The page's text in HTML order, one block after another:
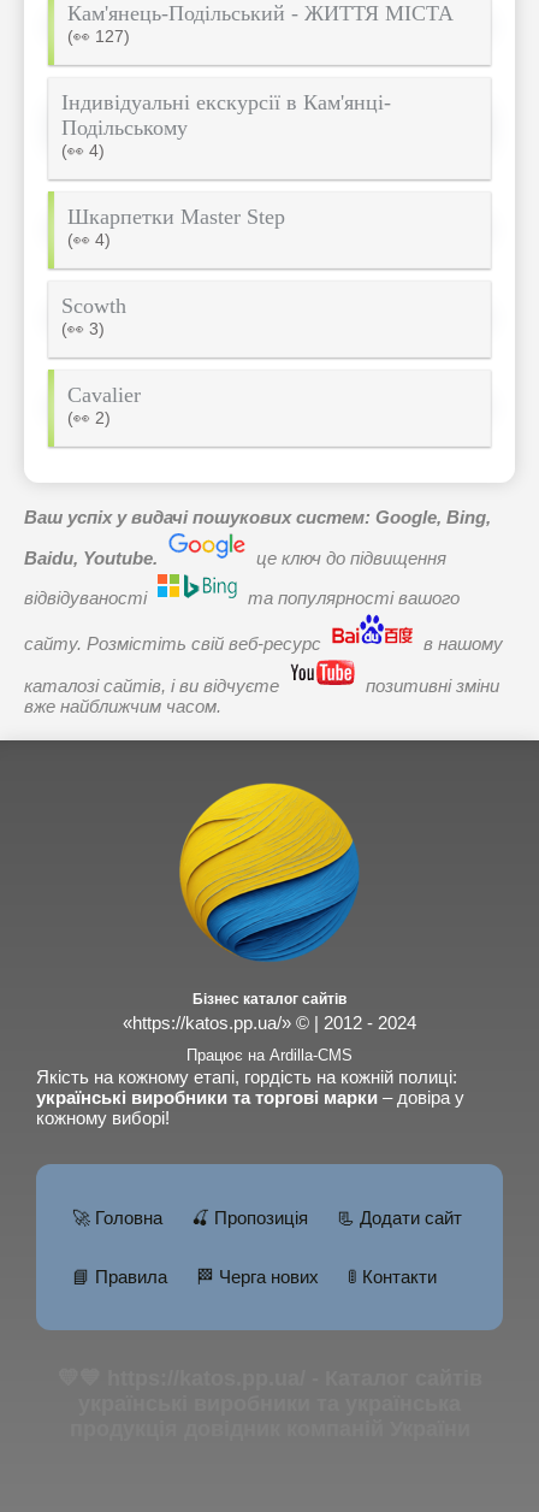
Кам'янець-Подільський - ЖИТТЯ МІСТА
(👀 127)
Індивідуальні екскурсії в Кам'янці-
Подільському
(👀 4)
Шкарпетки Master Step
(👀 4)
Scowth
(👀 3)
Cavalier
(👀 2)
Ваш успіх у видачі пошукових систем: Google, Bing,
Baidu, Youtube.
це ключ до підвищення
відвідуваності
та популярності вашого
сайту. Розмістіть свій веб-ресурс в нашому
каталозі сайтів, і ви відчуєте
позитивні зміни
вже найближчим часом.
Бізнес каталог сайтів
«https://katos.pp.ua/» © | 2012 - 2024
Працює на Ardilla-CMS
Якість на кожному етапі, гордість на кожній полиці:
українські виробники та торгові марки – довіра у
кожному виборі!
🚀 Головна 🍒 Пропозиція 📃 Додати сайт
📘 Правила 🏁 Черга нових 🚦 Контакти